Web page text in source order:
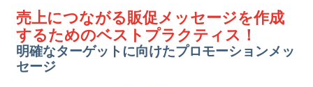
売上につながる販促メッセージを作成
するためのベストプラクティス！
明確なターゲットに向けたプロモーションメッ
セージ